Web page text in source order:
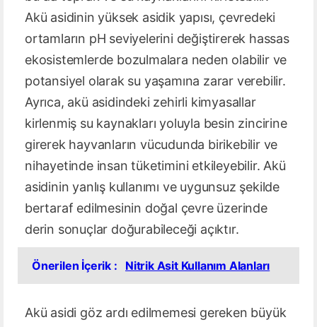
Akü asidinin yüksek asidik yapısı, çevredeki
ortamların pH seviyelerini değiştirerek hassas
ekosistemlerde bozulmalara neden olabilir ve
potansiyel olarak su yaşamına zarar verebilir.
Ayrıca, akü asidindeki zehirli kimyasallar
kirlenmiş su kaynakları yoluyla besin zincirine
girerek hayvanların vücudunda birikebilir ve
nihayetinde insan tüketimini etkileyebilir. Akü
asidinin yanlış kullanımı ve uygunsuz şekilde
bertaraf edilmesinin doğal çevre üzerinde
derin sonuçlar doğurabileceği açıktır.
Önerilen İçerik : Nitrik Asit Kullanım Alanları
Akü asidi göz ardı edilmemesi gereken büyük